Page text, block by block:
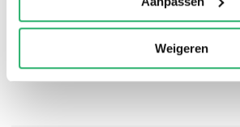
Weigeren